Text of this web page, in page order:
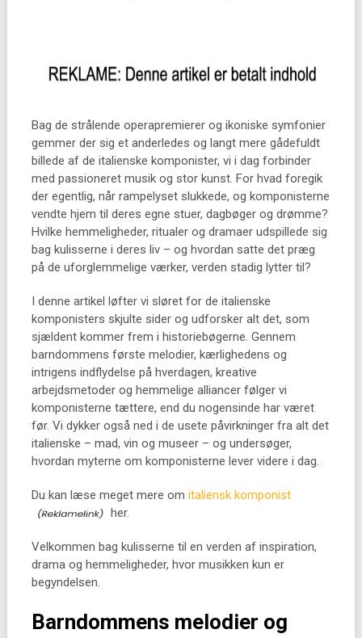
Bag de strålende operapremierer og ikoniske symfonier
gemmer der sig et anderledes og langt mere gådefuldt
billede af de italienske komponister, vi i dag forbinder
med passioneret musik og stor kunst. For hvad foregik
der egentlig, når rampelyset slukkede, og komponisterne
vendte hjem til deres egne stuer, dagbøger og drømme?
Hvilke hemmeligheder, ritualer og dramaer udspillede sig
bag kulisserne i deres liv – og hvordan satte det præg
på de uforglemmelige værker, verden stadig lytter til?
I denne artikel løfter vi sløret for de italienske
komponisters skjulte sider og udforsker alt det, som
sjældent kommer frem i historiebøgerne. Gennem
barndommens første melodier, kærlighedens og
intrigens indflydelse på hverdagen, kreative
arbejdsmetoder og hemmelige alliancer følger vi
komponisterne tættere, end du nogensinde har været
før. Vi dykker også ned i de usete påvirkninger fra alt det
italienske – mad, vin og museer – og undersøger,
hvordan myterne om komponisterne lever videre i dag.
Du kan læse meget mere om italiensk komponist
her.
Velkommen bag kulisserne til en verden af inspiration,
drama og hemmeligheder, hvor musikken kun er
begyndelsen.
Barndommens melodier og